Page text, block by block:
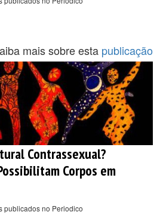
mais sobre esta publicação
Contrassexual?
Corpos em
publicados no Periodico